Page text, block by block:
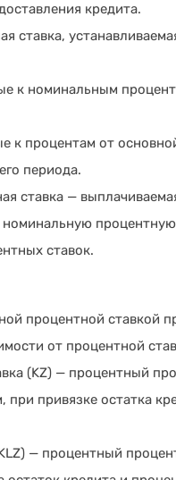
кредита.
ставка,
к номинальным
процентам от
периода.
ставка —
номинальную
ставок.
процентной ставкой
от процентной
(KZ) — процентный
привязке остатка
— процентный